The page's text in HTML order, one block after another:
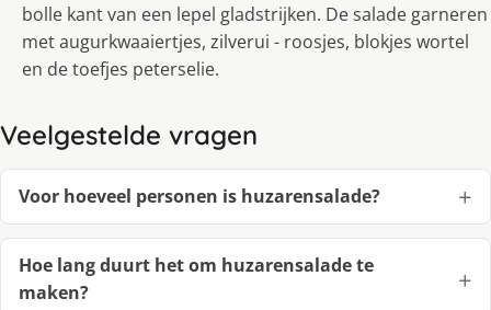
bolle kant van een lepel gladstrijken. De salade garneren
met augurkwaaiertjes, zilverui - roosjes, blokjes wortel
en de toefjes peterselie.
Veelgestelde vragen
Voor hoeveel personen is huzarensalade?
Hoe lang duurt het om huzarensalade te
maken?